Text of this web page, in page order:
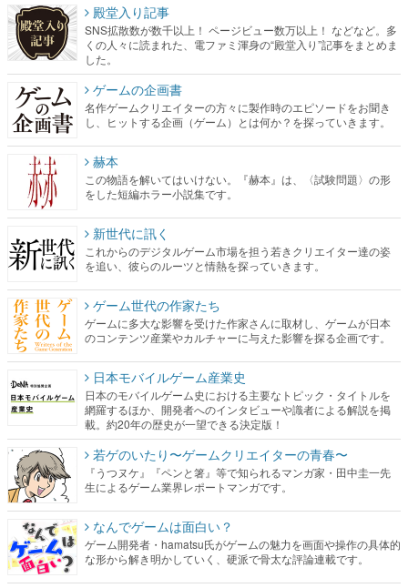
殿堂入り記事
SNS拡散数が数千以上！ ページビュー数万以上！ などなど。多
くの人々に読まれた、電ファミ渾身の“殿堂入り”記事をまとめま
した。
ゲームの企画書
名作ゲームクリエイターの方々に製作時のエピソードをお聞き
し、ヒットする企画（ゲーム）とは何か？を探っていきます。
赫本
この物語を解いてはいけない。『赫本』は、〈試験問題〉の形
をした短編ホラー小説集です。
新世代に訊く
これからのデジタルゲーム市場を担う若きクリエイター達の姿
を追い、彼らのルーツと情熱を探っていきます。
ゲーム世代の作家たち
ゲームに多大な影響を受けた作家さんに取材し、ゲームが日本
のコンテンツ産業やカルチャーに与えた影響を探る企画です。
日本モバイルゲーム産業史
日本のモバイルゲーム史における主要なトピック・タイトルを
網羅するほか、開発者へのインタビューや識者による解説を掲
載。約20年の歴史が一望できる決定版！
若ゲのいたり〜ゲームクリエイターの青春〜
『うつヌケ』『ペンと箸』等で知られるマンガ家・田中圭一先
生によるゲーム業界レポートマンガです。
なんでゲームは面白い？
ゲーム開発者・hamatsu氏がゲームの魅力を画面や操作の具体的
な形から解き明かしていく、硬派で骨太な評論連載です。